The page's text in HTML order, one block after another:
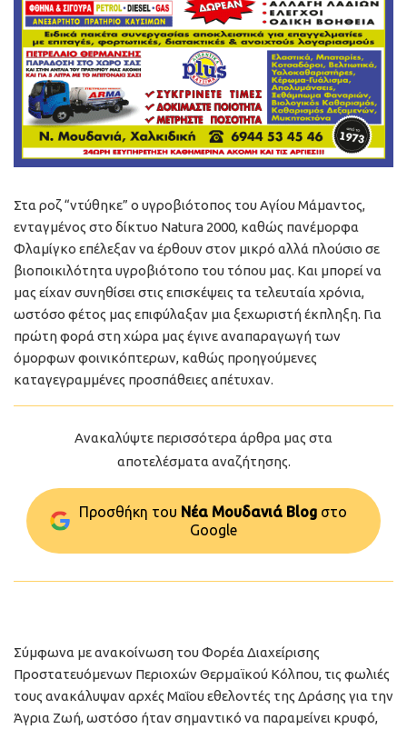
Στα ροζ “ντύθηκε” ο υγροβιότοπος του Αγίου Μάμαντος,
ενταγμένος στο δίκτυο Natura 2000, καθώς πανέμορφα
Φλαμίγκο επέλεξαν να έρθουν στον μικρό αλλά πλούσιο σε
βιοποικιλότητα υγροβιότοπο του τόπου μας. Και μπορεί να
μας είχαν συνηθίσει στις επισκέψεις τα τελευταία χρόνια,
ωστόσο φέτος μας επιφύλαξαν μια ξεχωριστή έκπληξη. Για
πρώτη φορά στη χώρα μας έγινε αναπαραγωγή των
όμορφων φοινικόπτερων, καθώς προηγούμενες
καταγεγραμμένες προσπάθειες απέτυχαν.
Ανακαλύψτε περισσότερα άρθρα μας στα
αποτελέσματα αναζήτησης.
Προσθήκη του Νέα Μουδανιά Blog στo
Google
Σύμφωνα με ανακοίνωση του Φορέα Διαχείρισης
Προστατευόμενων Περιοχών Θερμαϊκού Κόλπου, τις φωλιές
τους ανακάλυψαν αρχές Μαΐου εθελοντές της Δράσης για την
Άγρια Ζωή, ωστόσο ήταν σημαντικό να παραμείνει κρυφό,